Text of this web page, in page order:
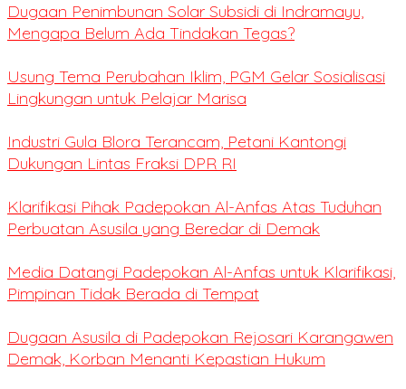
Dugaan Penimbunan Solar Subsidi di Indramayu,
Mengapa Belum Ada Tindakan Tegas?
Usung Tema Perubahan Iklim, PGM Gelar Sosialisasi
Lingkungan untuk Pelajar Marisa
Industri Gula Blora Terancam, Petani Kantongi
Dukungan Lintas Fraksi DPR RI
Klarifikasi Pihak Padepokan Al-Anfas Atas Tuduhan
Perbuatan Asusila yang Beredar di Demak
Media Datangi Padepokan Al-Anfas untuk Klarifikasi,
Pimpinan Tidak Berada di Tempat
Dugaan Asusila di Padepokan Rejosari Karangawen
Demak, Korban Menanti Kepastian Hukum